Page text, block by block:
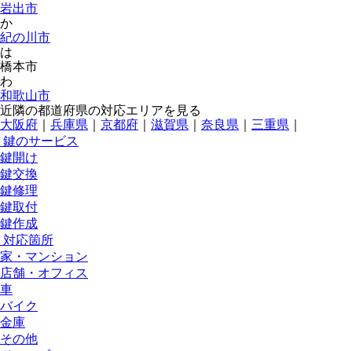
岩出市
か
紀の川市
は
橋本市
わ
和歌山市
近隣の都道府県の対応エリアを見る
大阪府
兵庫県 京都府 滋賀県 奈良県 三重県
鍵のサービス
鍵開け
鍵交換
鍵修理
鍵取付
鍵作成
対応箇所
家・マンション
店舗・オフィス
車
バイク
金庫
その他